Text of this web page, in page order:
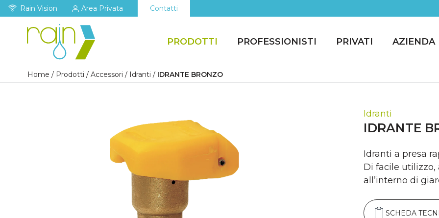
Rain Vision Area Privata Contatti
PRODOTTI PROFESSIONISTI PRIVATI AZIENDA
Home / Prodotti / Accessori / Idranti / IDRANTE BRONZO
Idranti
IDRANTE
Idranti a presa
Di facile utilizzo,
all’interno di
SCHEDA